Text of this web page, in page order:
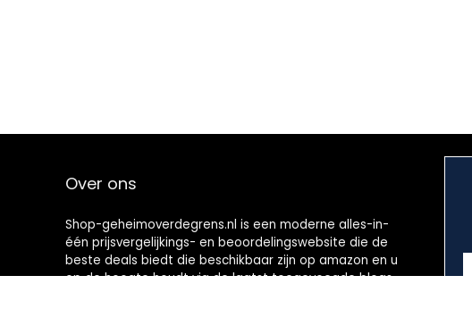
Over ons
Shop-geheimoverdegrens.nl is een moderne alles-in-
één prijsvergelijkings- en beoordelingswebsite die de
beste deals biedt die beschikbaar zijn op amazon en u
op de hoogte houdt via de laatst toegevoegde blogs.